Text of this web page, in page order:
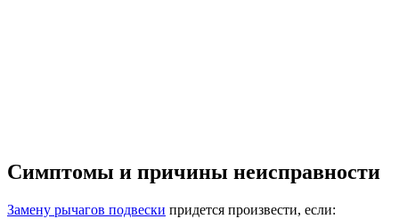
Симптомы и причины неисправности
Замену рычагов подвески придется произвести, если: